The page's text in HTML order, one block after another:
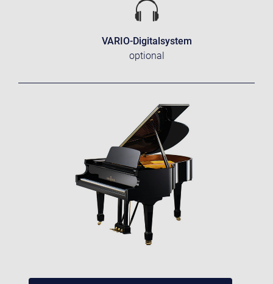
VARIO-Digitalsystem
optional